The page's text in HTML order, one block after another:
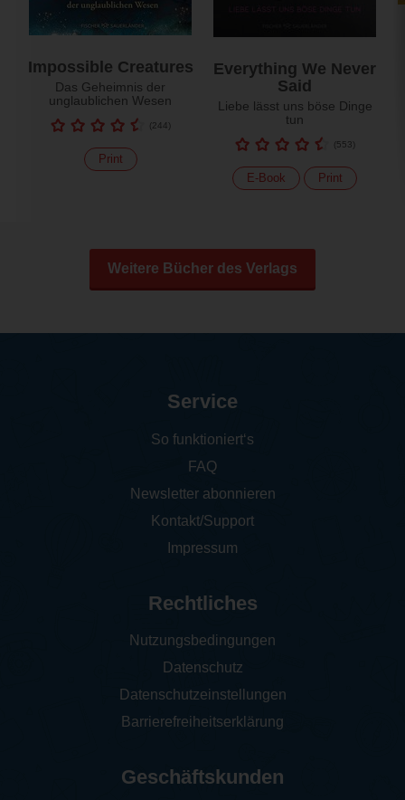
Impossible Creatures
Das Geheimnis der
unglaublichen Wesen
(244)
Print
Everything We Never
Said
Liebe lässt uns böse Dinge
tun
(553)
E-Book Print
Weitere Bücher des Verlags
Service
So funktioniert‘s
FAQ
Newsletter abonnieren
Kontakt/Support
Impressum
Rechtliches
Nutzungsbedingungen
Datenschutz
Datenschutzeinstellungen
Barrierefreiheitserklärung
Geschäftskunden